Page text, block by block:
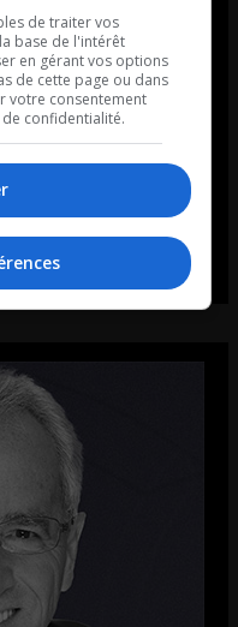
de traiter vos
base de l'intérêt
en gérant vos options
de cette page ou dans
votre consentement
confidentialité.